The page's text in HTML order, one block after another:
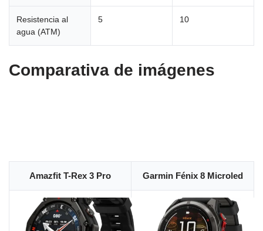
Resistencia al
agua (ATM)
5 10
Comparativa de imágenes
Amazfit T-Rex 3 Pro Garmin Fénix 8 Microled